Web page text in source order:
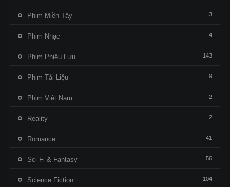
Phim Miền Tây 3
Phim Nhạc 4
Phim Phiêu Lưu 143
Phim Tài Liệu 9
Phim Việt Nam 2
Reality 2
Romance 41
Sci-Fi & Fantasy 56
Science Fiction 104